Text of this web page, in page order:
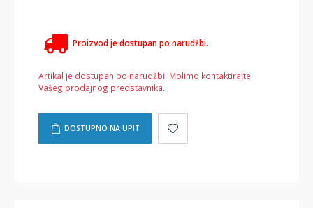
Proizvod je dostupan po narudžbi.
Artikal je dostupan po narudžbi. Molimo kontaktirajte
Vašeg prodajnog predstavnika.
DOSTUPNO NA UPIT